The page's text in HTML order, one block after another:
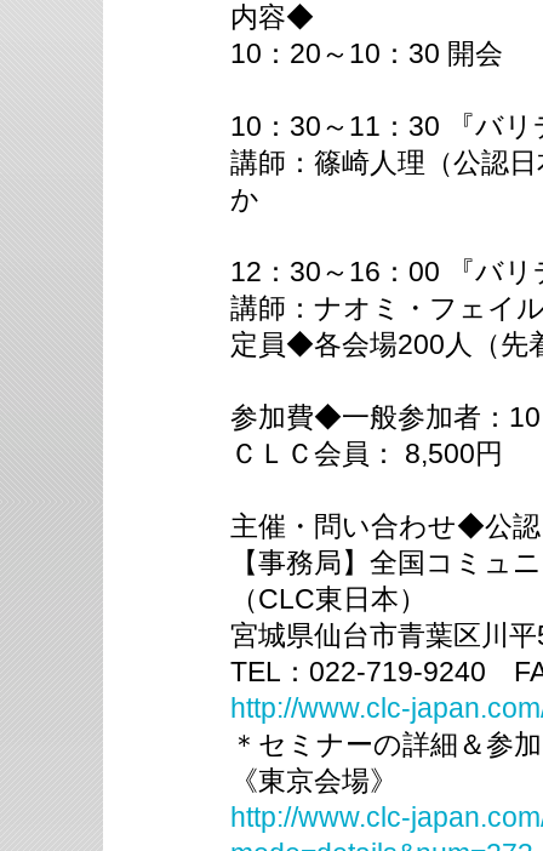
内容◆
10：20～10：30 開会
10：30～11：30 『バ
講師：篠崎人理（公認
か
12：30～16：00 『バ
講師：ナオミ・フェイ
定員◆各会場200人（先
参加費◆一般参加者：
ＣＬＣ会員： 8,500円
主催・問い合わせ◆公
【事務局】全国コミュ
（CLC東日本）
宮城県仙台市青葉区川
TEL：022-719-9240
http://www.clc-
＊セミナーの詳細＆参
《東京会場》
http://www.clc-